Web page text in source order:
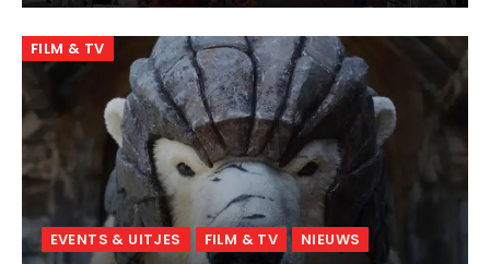
FILM & TV
EVENTS & UITJES FILM & TV NIEUWS